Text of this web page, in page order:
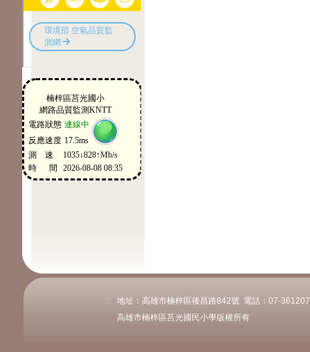
:::
地址：高雄市楠梓區後昌路842號 電話：07-
高雄市楠梓區莒光國民小學版權所有